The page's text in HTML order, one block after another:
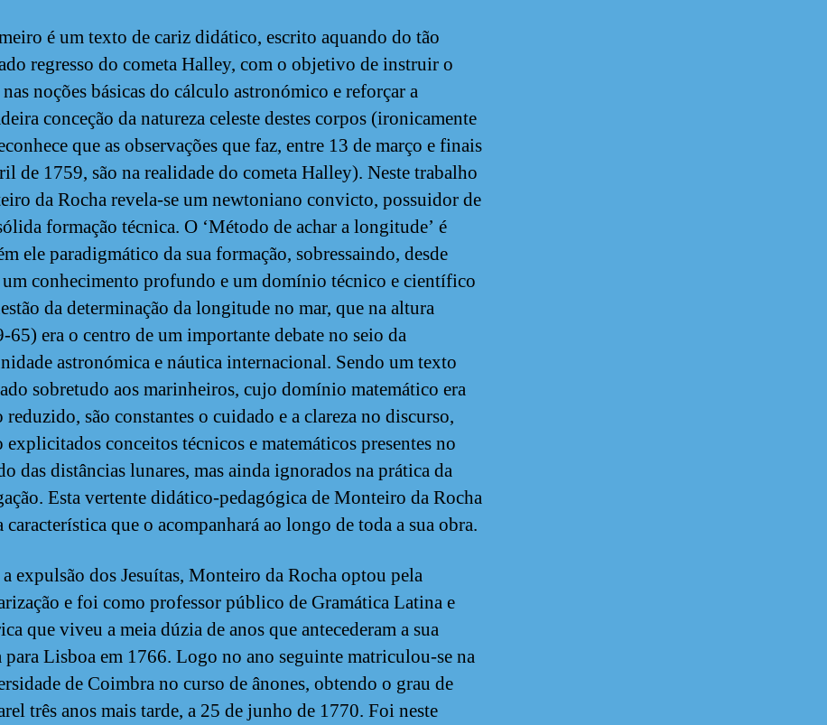
é um texto de cariz didático, escrito aquando do tão
regresso do cometa Halley, com o objetivo de instruir o
noções básicas do cálculo astronómico e reforçar a
conceção da natureza celeste destes corpos (ironicamente
que as observações que faz, entre 13 de março e finais
de 1759, são na realidade do cometa Halley). Neste trabalho
da Rocha revela-se um newtoniano convicto, possuidor de
formação técnica. O ‘Método de achar a longitude’ é
ele paradigmático da sua formação, sobressaindo, desde
conhecimento profundo e um domínio técnico e científico
da determinação da longitude no mar, que na altura
65) era o centro de um importante debate no seio da
astronómica e náutica internacional. Sendo um texto
sobretudo aos marinheiros, cujo domínio matemático era
são constantes o cuidado e a clareza no discurso,
explicitados conceitos técnicos e matemáticos presentes no
das distâncias lunares, mas ainda ignorados na prática da
Esta vertente didático-pedagógica de Monteiro da Rocha
característica que o acompanhará ao longo de toda a sua obra.
expulsão dos Jesuítas, Monteiro da Rocha optou pela
e foi como professor público de Gramática Latina e
que viveu a meia dúzia de anos que antecederam a sua
Lisboa em 1766. Logo no ano seguinte matriculou-se na
de Coimbra no curso de ânones, obtendo o grau de
três anos mais tarde, a 25 de junho de 1770. Foi neste